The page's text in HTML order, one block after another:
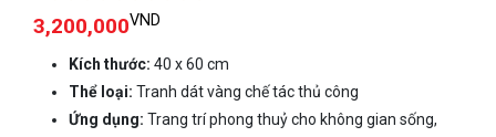
3,200,000VND
Kích thước: 40 x 60 cm
Thể loại: Tranh dát vàng chế tác thủ công
Ứng dụng: Trang trí phong thuỷ cho không gian sống,